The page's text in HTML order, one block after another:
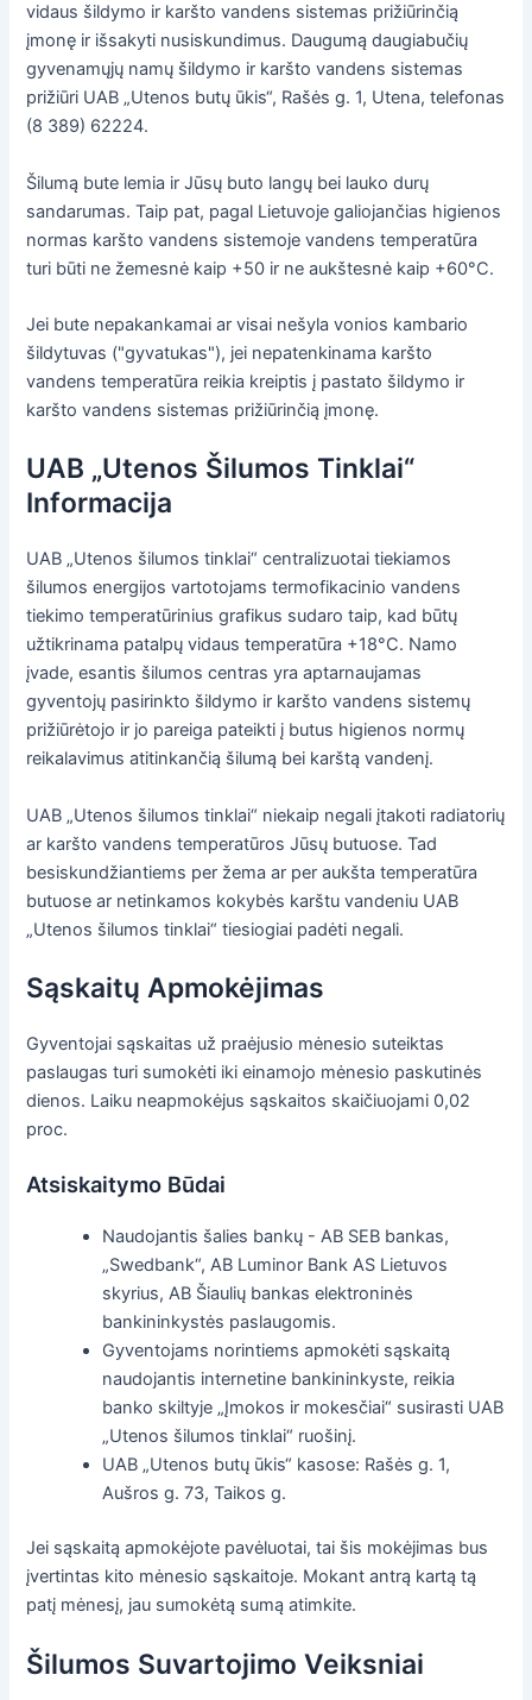
vidaus šildymo ir karšto vandens sistemas prižiūrinčią
įmonę ir išsakyti nusiskundimus. Daugumą daugiabučių
gyvenamųjų namų šildymo ir karšto vandens sistemas
prižiūri UAB „Utenos butų ūkis“, Rašės g. 1, Utena, telefonas
(8 389) 62224.
Šilumą bute lemia ir Jūsų buto langų bei lauko durų
sandarumas. Taip pat, pagal Lietuvoje galiojančias higienos
normas karšto vandens sistemoje vandens temperatūra
turi būti ne žemesnė kaip +50 ir ne aukštesnė kaip +60°C.
Jei bute nepakankamai ar visai nešyla vonios kambario
šildytuvas ("gyvatukas"), jei nepatenkinama karšto
vandens temperatūra reikia kreiptis į pastato šildymo ir
karšto vandens sistemas prižiūrinčią įmonę.
UAB „Utenos Šilumos Tinklai“
Informacija
UAB „Utenos šilumos tinklai“ centralizuotai tiekiamos
šilumos energijos vartotojams termofikacinio vandens
tiekimo temperatūrinius grafikus sudaro taip, kad būtų
užtikrinama patalpų vidaus temperatūra +18°C. Namo
įvade, esantis šilumos centras yra aptarnaujamas
gyventojų pasirinkto šildymo ir karšto vandens sistemų
prižiūrėtojo ir jo pareiga pateikti į butus higienos normų
reikalavimus atitinkančią šilumą bei karštą vandenį.
UAB „Utenos šilumos tinklai“ niekaip negali įtakoti radiatorių
ar karšto vandens temperatūros Jūsų butuose. Tad
besiskundžiantiems per žema ar per aukšta temperatūra
butuose ar netinkamos kokybės karštu vandeniu UAB
„Utenos šilumos tinklai“ tiesiogiai padėti negali.
Sąskaitų Apmokėjimas
Gyventojai sąskaitas už praėjusio mėnesio suteiktas
paslaugas turi sumokėti iki einamojo mėnesio paskutinės
dienos. Laiku neapmokėjus sąskaitos skaičiuojami 0,02
proc.
Atsiskaitymo Būdai
Naudojantis šalies bankų - AB SEB bankas,
„Swedbank“, AB Luminor Bank AS Lietuvos
skyrius, AB Šiaulių bankas elektroninės
bankininkystės paslaugomis.
Gyventojams norintiems apmokėti sąskaitą
naudojantis internetine bankininkyste, reikia
banko skiltyje „Įmokos ir mokesčiai“ susirasti UAB
„Utenos šilumos tinklai“ ruošinį.
UAB „Utenos butų ūkis“ kasose: Rašės g. 1,
Aušros g. 73, Taikos g.
Jei sąskaitą apmokėjote pavėluotai, tai šis mokėjimas bus
įvertintas kito mėnesio sąskaitoje. Mokant antrą kartą tą
patį mėnesį, jau sumokėtą sumą atimkite.
Šilumos Suvartojimo Veiksniai